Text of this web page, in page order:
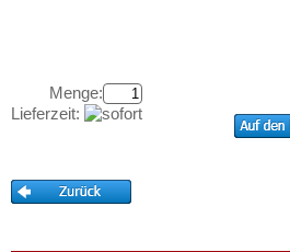
Tschad
Westafrikanische Staaten
Kataloge
Aufbewahrung
Ihre Bewertungen
Menge:
Lieferzeit: